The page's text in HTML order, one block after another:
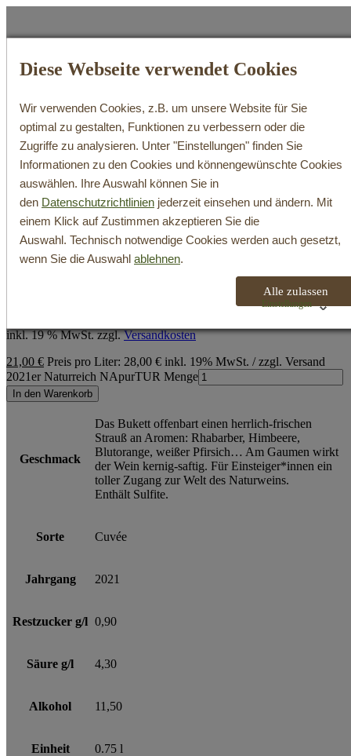
Diese Webseite verwendet Cookies
Wir verwenden Cookies, z.B. um unsere Website für Sie
optimal zu gestalten, Funktionen zu verbessern oder die
Zugriffe zu analysieren. Unter "Einstellungen" finden Sie
Informationen zu den Cookies und könnengewünschte Cookies
auswählen. Ihre Auswahl können Sie in
den Datenschutzrichtlinien jederzeit einsehen und ändern. Mit
einem Klick auf Zustimmen akzeptieren Sie die
Auswahl. Technisch notwendige Cookies werden auch gesetzt,
wenn Sie die Auswahl ablehnen.
Alle zulassen
Einstellungen
WeinShop
Search
Cart
Ihr Warenkorb ist derzeit leer.
Zum Shop
2021er Naturreich NApurTUR
inkl. 19 % MwSt. zzgl.Versandkosten
21,00 € Preis pro Liter: 28,00 € inkl. 19% MwSt. / zzgl. Versand
2021er Naturreich NApurTUR Menge
In den Warenkorb
Geschmack
Das Bukett offenbart einen herrlich-frischen
Strauß an Aromen: Rhabarber, Himbeere,
Blutorange, weißer Pfirsich… Am Gaumen wirkt
der Wein kernig-saftig. Für Einsteiger*innen ein
toller Zugang zur Welt des Naturweins.
Enthält Sulfite.
Sorte Cuvée
Jahrgang 2021
Restzucker g/l 0,90
Säure g/l 4,30
Alkohol 11,50
Einheit 0.75 l